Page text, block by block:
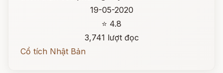
19-05-2020
⭐ 4.8
3,741 lượt đọc
Cổ tích Nhật Bản